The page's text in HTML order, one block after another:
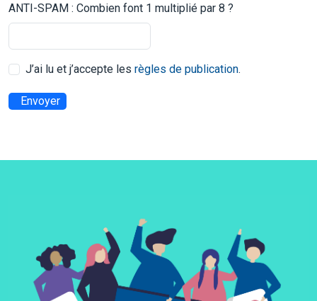
ANTI-SPAM : Combien font 1 multiplié par 8 ?
J’ai lu et j’accepte les règles de publication.
Envoyer